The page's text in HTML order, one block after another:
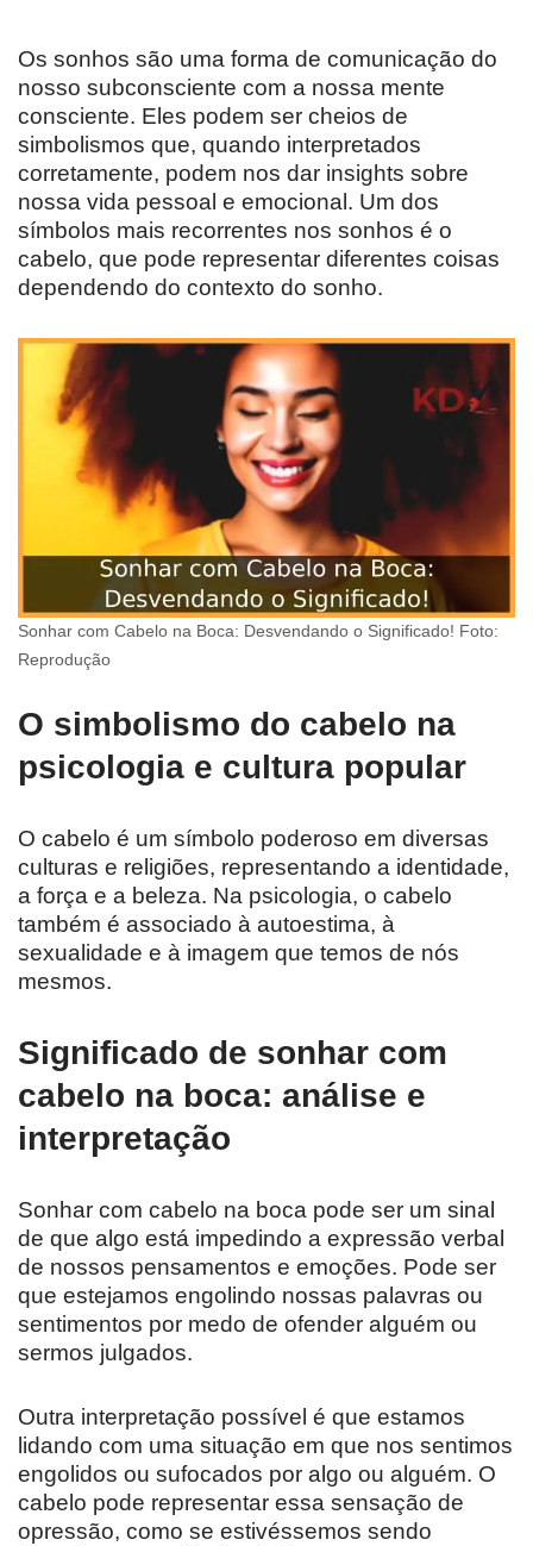
Os sonhos são uma forma de comunicação do
nosso subconsciente com a nossa mente
consciente. Eles podem ser cheios de
simbolismos que, quando interpretados
corretamente, podem nos dar insights sobre
nossa vida pessoal e emocional. Um dos
símbolos mais recorrentes nos sonhos é o
cabelo, que pode representar diferentes coisas
dependendo do contexto do sonho.
Sonhar com Cabelo na Boca: Desvendando o Significado! Foto:
Reprodução
O simbolismo do cabelo na
psicologia e cultura popular
O cabelo é um símbolo poderoso em diversas
culturas e religiões, representando a identidade,
a força e a beleza. Na psicologia, o cabelo
também é associado à autoestima, à
sexualidade e à imagem que temos de nós
mesmos.
Significado de sonhar com
cabelo na boca: análise e
interpretação
Sonhar com cabelo na boca pode ser um sinal
de que algo está impedindo a expressão verbal
de nossos pensamentos e emoções. Pode ser
que estejamos engolindo nossas palavras ou
sentimentos por medo de ofender alguém ou
sermos julgados.
Outra interpretação possível é que estamos
lidando com uma situação em que nos sentimos
engolidos ou sufocados por algo ou alguém. O
cabelo pode representar essa sensação de
opressão, como se estivéssemos sendo